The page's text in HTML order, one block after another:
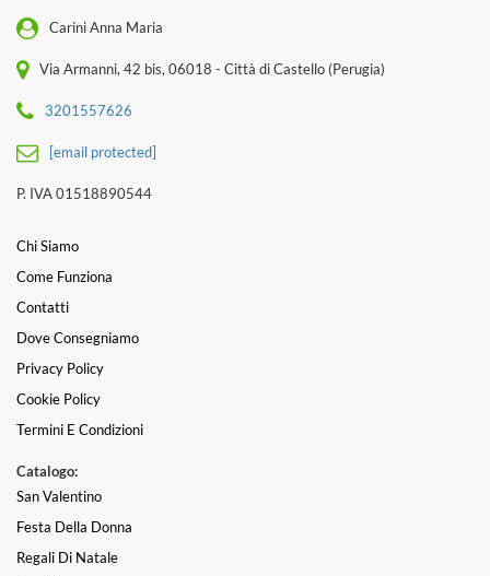
Carini Anna Maria
Via Armanni, 42 bis, 06018 - Città di Castello (Perugia)
3201557626
[email protected]
P. IVA 01518890544
Chi Siamo
Come Funziona
Contatti
Dove Consegniamo
Privacy Policy
Cookie Policy
Termini E Condizioni
Catalogo:
San Valentino
Festa Della Donna
Regali Di Natale